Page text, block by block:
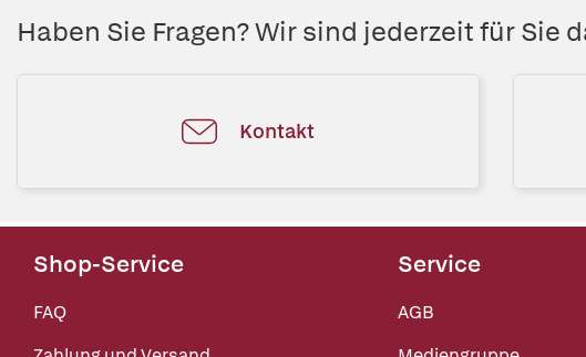
Haben Sie Fragen? Wir sind jederzeit für Sie
Kontakt
Shop-Service
FAQ
Service
AGB